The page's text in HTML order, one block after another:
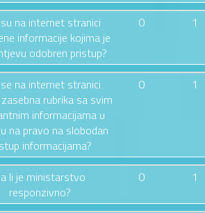
na internet stranici
informacije kojima je
odobren pristup?
0 1
na internet stranici
rubrika sa svim
informacijama u
na pravo na slobodan
informacijama?
0 1
li je ministarstvo
responzivno?
0 1